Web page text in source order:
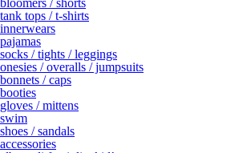
bloomers / shorts
tank tops / t-shirts
innerwears
pajamas
socks / tights / leggings
onesies / overalls / jumpsuits
bonnets / caps
booties
gloves / mittens
swim
shoes / sandals
accessories